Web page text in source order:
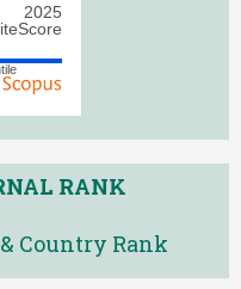
2025
RANK